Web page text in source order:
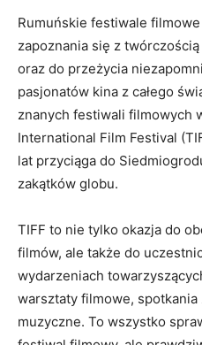
Rumuńskie festiwale filmowe
zapoznania się z
oraz do przeżycia
pasjonatów kina z​ całego
znanych festiwali filmowych
International⁤ Film‍ Festival
lat przyciąga do​
zakątków globu.
TIFF ⁤to nie‍ tylko okazja do
filmów, ale także do
wydarzeniach
warsztaty‍ filmowe,
⁤muzyczne.‌ To wszystko​